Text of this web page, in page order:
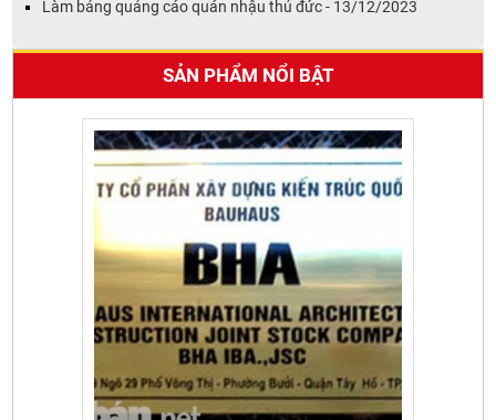
Làm bảng quảng cáo quán nhậu thủ đức - 13/12/2023
SẢN PHẨM NỔI BẬT
Giá: Liên hệ